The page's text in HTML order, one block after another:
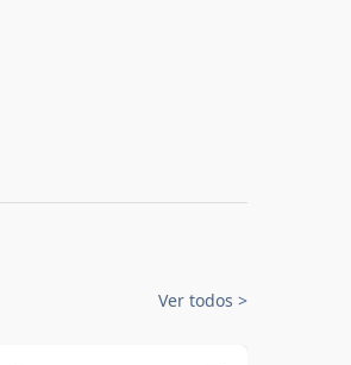
Ver todos >